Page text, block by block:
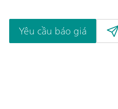
Yêu cầu báo giá